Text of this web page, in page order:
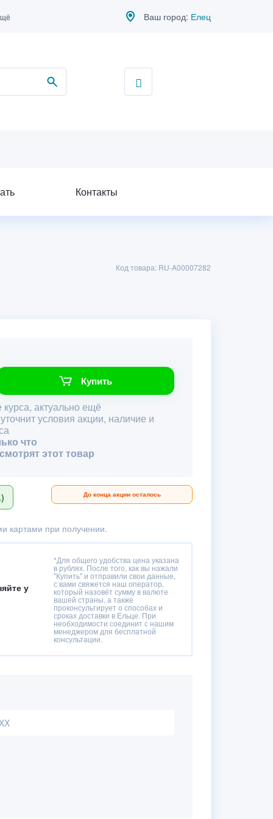
Ваш город: Елец
Контакты
Код товара: RU-A00007282
Купить
актуально ещё
условия акции, наличие и
что
этот товар
До конца акции осталось
картами при получении.
у
*Для общего удобства цена указана
в рублях. После того, как вы нажали
"Купить" и отправили свои данные,
с вами свяжется наш оператор,
который назовёт сумму в валюте
вашей страны, а также
проконсультирует о способах и
сроках доставки в Ельце. При
необходимости соединит с нашим
менеджером для бесплатной
консультации.